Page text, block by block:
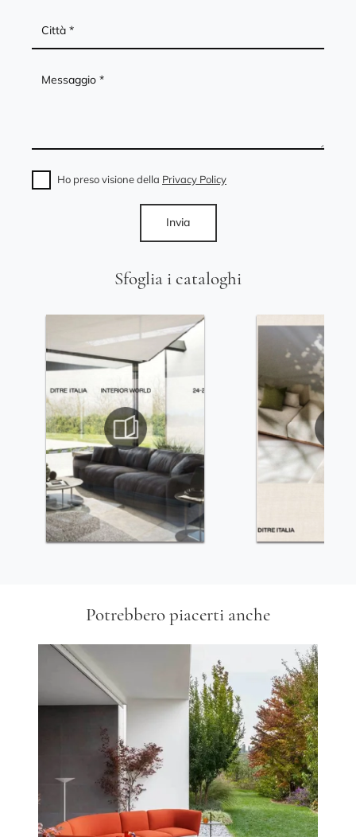
Sfoglia i cataloghi
Ho preso visione della Privacy Policy
Invia
Potrebbero piacerti anche